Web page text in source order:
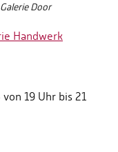
Door
Handwerk
19 Uhr bis 21